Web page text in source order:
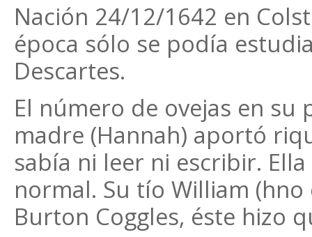
Nación 24/12/1642 en
época sólo se podía
Descartes.
El número de ovejas en su
madre (Hannah) aportó
sabía ni leer ni escribir.
normal. Su tío William
Burton Coggles, éste hizo